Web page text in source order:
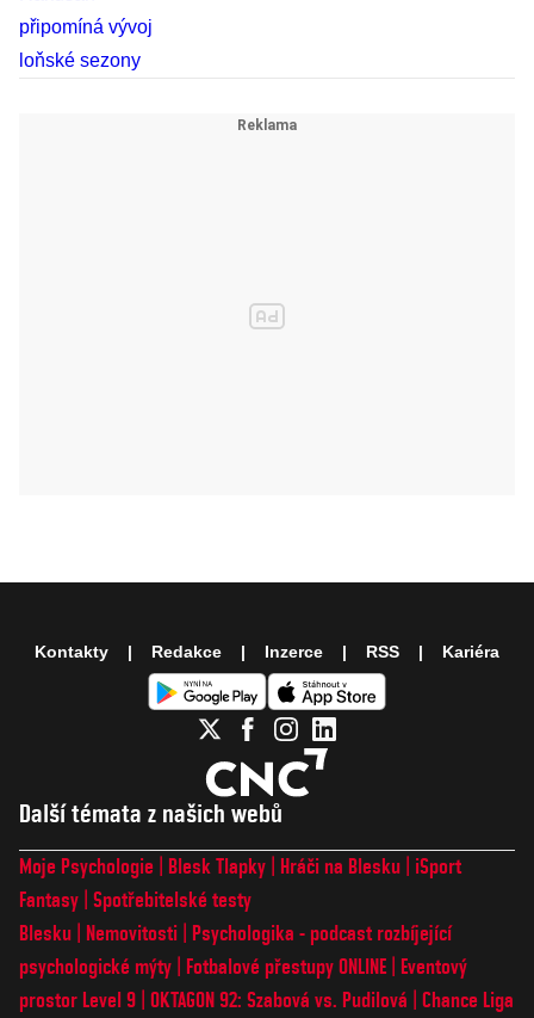
Další témata z našich webů
Moje Psychologie Blesk Tlapky Hráči na Blesku
iSport
Fantasy Spotřebitelské testy
Blesku
Nemovitosti
Psychologika - podcast rozbíjející
psychologické mýty
Fotbalové přestupy ONLINE
Eventový
prostor Level 9 OKTAGON 92: Szabová vs. Pudilová
Chance Liga
Kontakty Redakce Inzerce RSS Kariéra